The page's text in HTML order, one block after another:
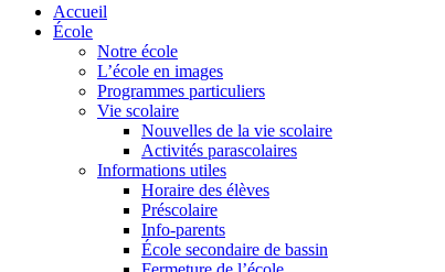
Accueil
École
Notre école
L’école en images
Programmes particuliers
Vie scolaire
Nouvelles de la vie scolaire
Activités parascolaires
Informations utiles
Horaire des élèves
Préscolaire
Info-parents
École secondaire de bassin